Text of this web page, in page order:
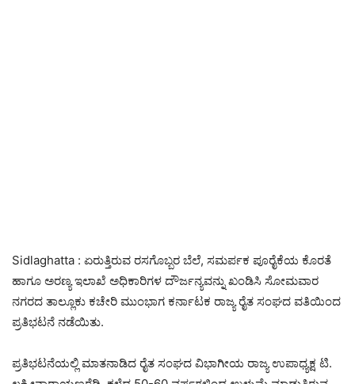
Sidlaghatta : ಏರುತ್ತಿರುವ ರಸಗೊಬ್ಬರ ಬೆಲೆ, ಸಮರ್ಪಕ ಪೂರೈಕೆಯ ಕೊರತೆ
ಹಾಗೂ ಅರಣ್ಯ ಇಲಾಖೆ ಅಧಿಕಾರಿಗಳ ದೌರ್ಜನ್ಯವನ್ನು ಖಂಡಿಸಿ ಸೋಮವಾರ
ನಗರದ ತಾಲ್ಲೂಕು ಕಚೇರಿ ಮುಂಭಾಗ ಕರ್ನಾಟಕ ರಾಜ್ಯ ರೈತ ಸಂಘದ ವತಿಯಿಂದ
ಪ್ರತಿಭಟನೆ ನಡೆಯಿತು.
ಪ್ರತಿಭಟನೆಯಲ್ಲಿ ಮಾತನಾಡಿದ ರೈತ ಸಂಘದ ವಿಭಾಗೀಯ ರಾಜ್ಯ ಉಪಾಧ್ಯಕ್ಷ ಟಿ.